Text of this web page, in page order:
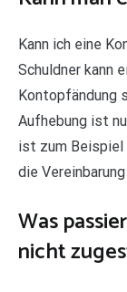
Kann ich eine
Schuldner kann
Kontopfändung
Aufhebung ist
ist zum Beispiel
die
Was
nicht